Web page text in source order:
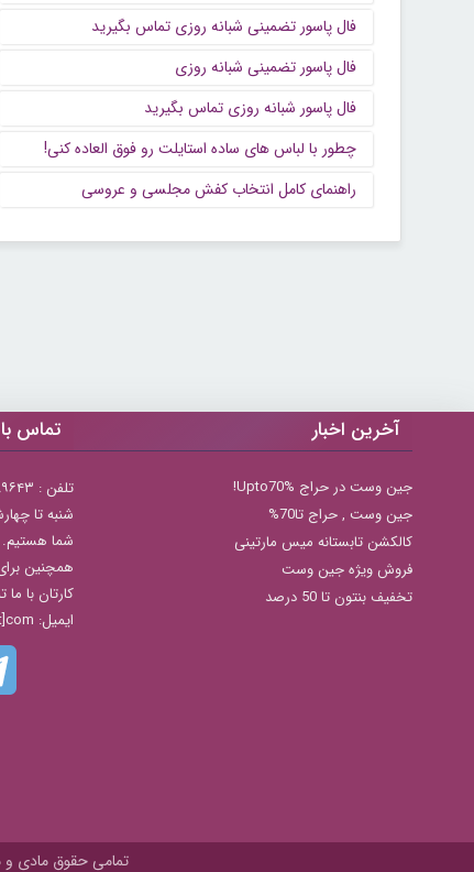
فال پاسور تضمینی شبانه روزی تماس بگیرید
فال پاسور تضمینی شبانه روزی
فال پاسور شبانه روزی تماس بگیرید
چطور با لباس های ساده استایلت رو فوق العاده کنی!
راهنمای کامل انتخاب کفش مجلسی و عروسی
آخرین اخبار
جین وست در حراج Upto70%!
جين وست , حراج تا70%
کالکشن تابستانه میس مارتینی
فروش ویژه جین وست
تخفیف بنتون تا 50 درصد
تماس
تلفن : ۲۲۶۸۹۶۴۳ (۰۲۱)
شما هستیم.
همچنین
کارتان با
ایمیل: info[@]zibakade[dot]com
تمامی حقوق مادی و